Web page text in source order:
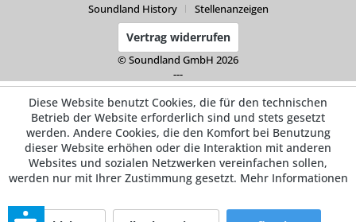
Soundland History
Stellenanzeigen
Vertrag widerrufen
© Soundland GmbH 2026
---
Diese Website benutzt Cookies, die für den technischen
Betrieb der Website erforderlich sind und stets gesetzt
werden. Andere Cookies, die den Komfort bei Benutzung
dieser Website erhöhen oder die Interaktion mit anderen
Websites und sozialen Netzwerken vereinfachen sollen,
werden nur mit Ihrer Zustimmung gesetzt. Mehr Informationen